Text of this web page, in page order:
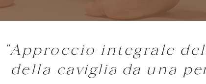
"Approccio integrale
della caviglia da una